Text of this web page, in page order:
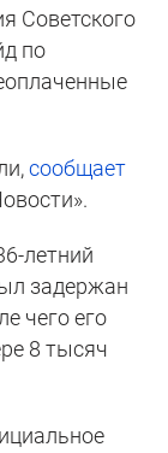
Советского
по
сообщает
летний
задержан
чего его
8 тысяч